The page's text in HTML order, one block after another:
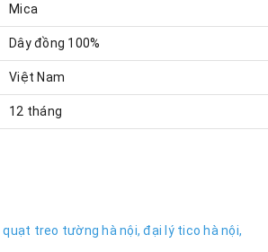
Mica
Dây đồng 100%
Việt Nam
12 tháng
quạt treo tường hà nội, đại lý tico hà nội,